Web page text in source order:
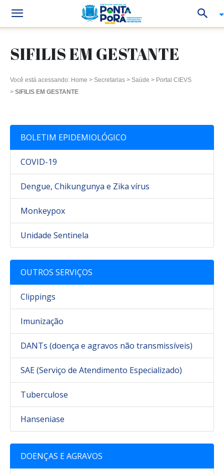
SIFILIS EM GESTANTE
Você está acessando: Home > Secretarias > Saúde > Portal CIEVS
> SIFILIS EM GESTANTE
BOLETIM EPIDEMIOLÓGICO
COVID-19
Dengue, Chikungunya e Zika vírus
Monkeypox
Unidade Sentinela
OUTROS SERVIÇOS
Clippings
Imunização
DANTs (doença e agravos não transmissíveis)
SAE (Serviço de Atendimento Especializado)
Tuberculose
Hanseniase
DOENÇAS E AGRAVOS